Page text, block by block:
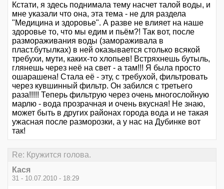
Кстати, я здесь поднимала тему насчет талой воды, и
мне указали что она, эта тема - не для раздела
"Медицина и здоровье". А разве не влияет на наше
здоровье то, что мы едим и пьём?! Так вот, после
размораживания воды (замораживала в
пласт.бутылках) в ней оказывается столько всякой
требухи, мути, каких-то хлопьев! Встряхнешь бутыль,
глянешь через неё на свет - а там!!! Я была просто
ошарашена! Стала её - эту, с требухой, фильтровать
через кувшинный фильтр. Он забился с третьего
раза!!!!! Теперь фильтрую через очень многослойную
марлю - вода прозрачная и очень вкусная! Не знаю,
может быть в других районах города вода и не такая
ужасная после разморозки, а у нас на Дубинке вот
так!
Re: Кружится голова.
Кася
31 - 10.07.2010 - 18:29